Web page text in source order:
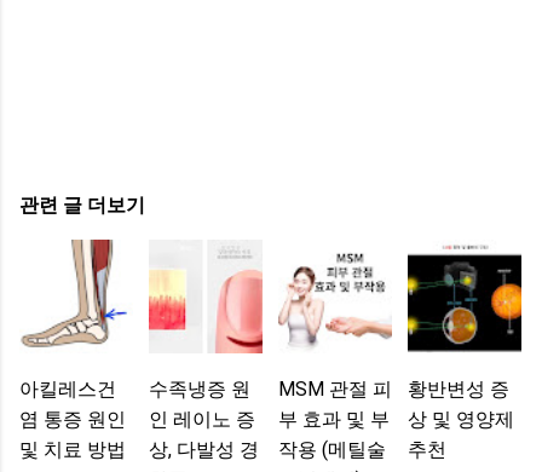
관련 글 더보기
아킬레스건
염 통증 원인
및 치료 방법
수족냉증 원
인 레이노 증
상, 다발성 경
MSM 관절 피
부 효과 및 부
작용 (메틸술
황반변성 증
상 및 영양제
추천